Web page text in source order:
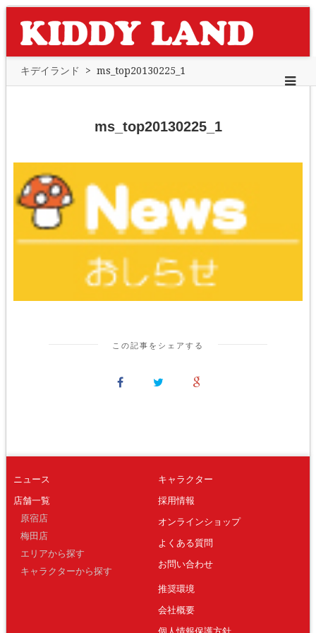
キデイランド > ms_top20130225_1
ms_top20130225_1
この記事をシェアする
ニュース
店舗一覧
原宿店
梅田店
エリアから探す
キャラクターから探す
キャラクター
採用情報
オンラインショップ
よくある質問
お問い合わせ
推奨環境
会社概要